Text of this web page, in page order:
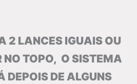
2 LANCES IGUAIS OU
NO TOPO, O SISTEMA
DE ALGUNS